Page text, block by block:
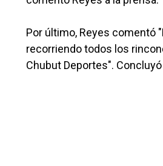
Por último, Reyes comentó
recorriendo todos los
Chubut Deportes".